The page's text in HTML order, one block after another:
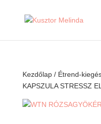
Kezdőlap/ Étrend-
KAPSZULA STRESSZ